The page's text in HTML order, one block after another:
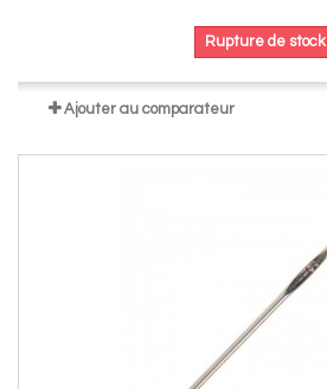
Rupture de stock
Ajouter au comparateur